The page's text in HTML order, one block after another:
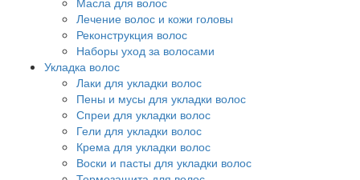
Лечение волос и кожи головы
Реконструкция волос
Наборы уход за волосами
Укладка волос
Лаки для укладки волос
Пены и мусы для укладки волос
Спреи для укладки волос
Гели для укладки волос
Крема для укладки волос
Воски и пасты для укладки волос